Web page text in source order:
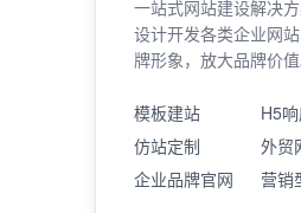
一站式网站建设解决
设计开发各类企业网
牌形象，放大品牌价值
模板建站
H5
仿站定制
外贸
企业品牌官网
营销